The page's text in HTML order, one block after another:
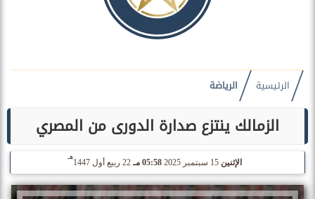
الرئيسية الرياضة
الزمالك ينتزع صدارة الدورى من المصري
الإثنين 05:58 مـ 22 ربيع أول 1447
هـ